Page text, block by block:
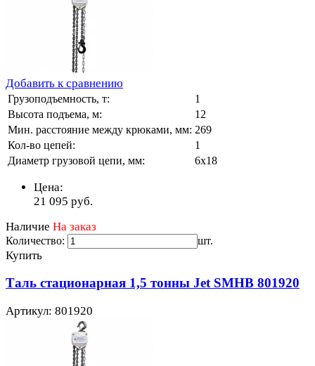
Добавить к сравнению
Грузоподъемность, т:
1
Высота подъема, м:
12
Мин. расстояние между крюками, мм: 269
Кол-во цепей:
1
Диаметр грузовой цепи, мм:
6х18
Цена:
21 095 руб.
Наличие На заказ
Количество: шт.
Купить
Таль стационарная 1,5 тонны Jet SMHB 801920
Артикул: 801920